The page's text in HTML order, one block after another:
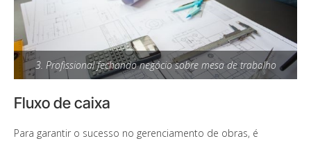
3. Profissional fechando negócio sobre mesa de trabalho
Fluxo de caixa
Para garantir o sucesso no gerenciamento de obras, é